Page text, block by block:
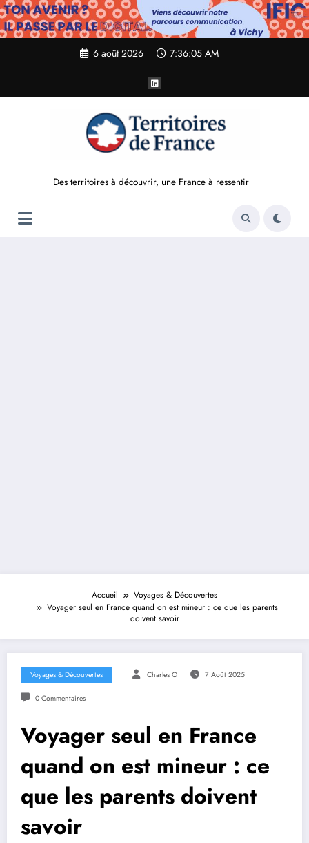
Aller
au
contenu
6 août 2026 7:36:07 AM
Des territoires à découvrir, une France à ressentir
Accueil
Voyages & Découvertes
Voyager seul en France quand on est mineur : ce que les parents
doivent savoir
Voyages & Découvertes Charles O 7 Août 2025
0 Commentaires
Voyager seul en France
quand on est mineur : ce
que les parents doivent
savoir